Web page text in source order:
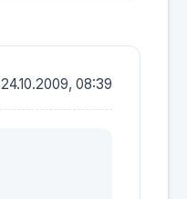
24.10.2009, 08:39